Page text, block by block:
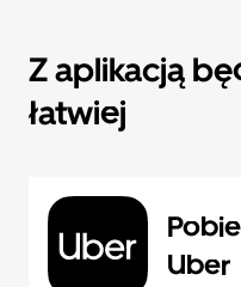
Z aplikacją
łatwiej
Uber